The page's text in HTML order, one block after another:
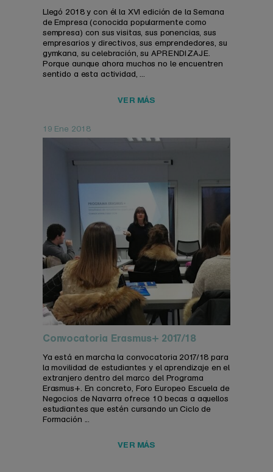
Llegó 2018 y con él la XVI edición de la Semana
de Empresa (conocida popularmente como
sempresa) con sus visitas, sus ponencias, sus
empresarios y directivos, sus emprendedores, su
gymkana, su celebración, su APRENDIZAJE.
Porque aunque ahora muchos no le encuentren
sentido a esta actividad, ...
VER MÁS
19 Ene 2018
Convocatoria Erasmus+ 2017/18
Ya está en marcha la convocatoria 2017/18 para
la movilidad de estudiantes y el aprendizaje en el
extranjero dentro del marco del Programa
Erasmus+. En concreto, Foro Europeo Escuela de
Negocios de Navarra ofrece 10 becas a aquellos
estudiantes que estén cursando un Ciclo de
Formación ...
VER MÁS